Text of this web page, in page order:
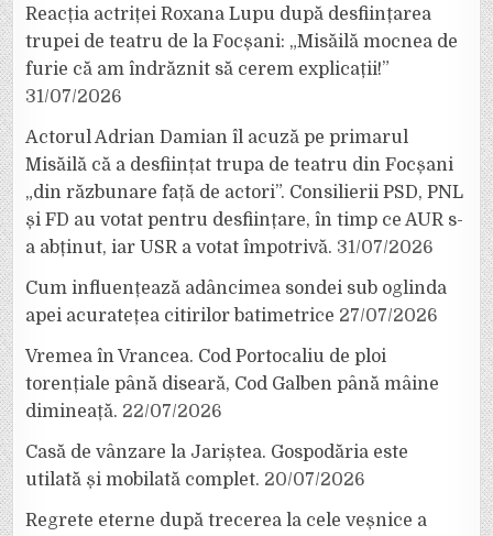
Reacția actriței Roxana Lupu după desființarea
trupei de teatru de la Focșani: „Misăilă mocnea de
furie că am îndrăznit să cerem explicații!”
31/07/2026
Actorul Adrian Damian îl acuză pe primarul
Misăilă că a desființat trupa de teatru din Focșani
„din răzbunare față de actori”. Consilierii PSD, PNL
și FD au votat pentru desființare, în timp ce AUR s-
a abținut, iar USR a votat împotrivă. 31/07/2026
Cum influențează adâncimea sondei sub oglinda
apei acuratețea citirilor batimetrice 27/07/2026
Vremea în Vrancea. Cod Portocaliu de ploi
torențiale până diseară, Cod Galben până mâine
dimineață. 22/07/2026
Casă de vânzare la Jariștea. Gospodăria este
utilată și mobilată complet. 20/07/2026
Regrete eterne după trecerea la cele veșnice a